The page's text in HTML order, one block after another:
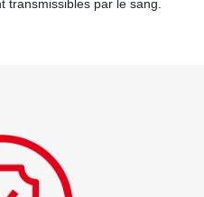
transmissibles par le sang.